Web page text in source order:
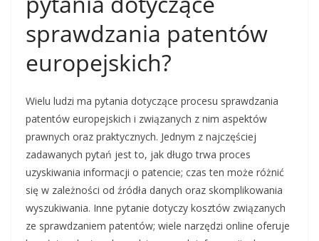
sprawdzania patentów
europejskich?
Wielu ludzi ma pytania dotyczące procesu sprawdzania
patentów europejskich i związanych z nim aspektów
prawnych oraz praktycznych. Jednym z najczęściej
zadawanych pytań jest to, jak długo trwa proces
uzyskiwania informacji o patencie; czas ten może różnić
się w zależności od źródła danych oraz skomplikowania
wyszukiwania. Inne pytanie dotyczy kosztów związanych
ze sprawdzaniem patentów; wiele narzędzi online oferuje